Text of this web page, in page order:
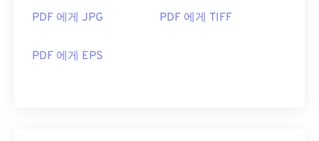
PDF 에게 JPG PDF 에게 TIFF
PDF 에게 EPS